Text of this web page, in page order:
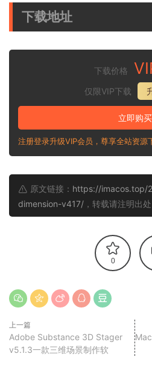
下载地址
下载价格
仅限VIP下载
立即购买
注册登录升级VIP会员，尊享全站资源
原文链接： https://imacos.top/
dimension-v417/ ，转载请注明出处
0
上一篇
Adobe Substance 3D Stager
v5.1.3一款三维场景制作软